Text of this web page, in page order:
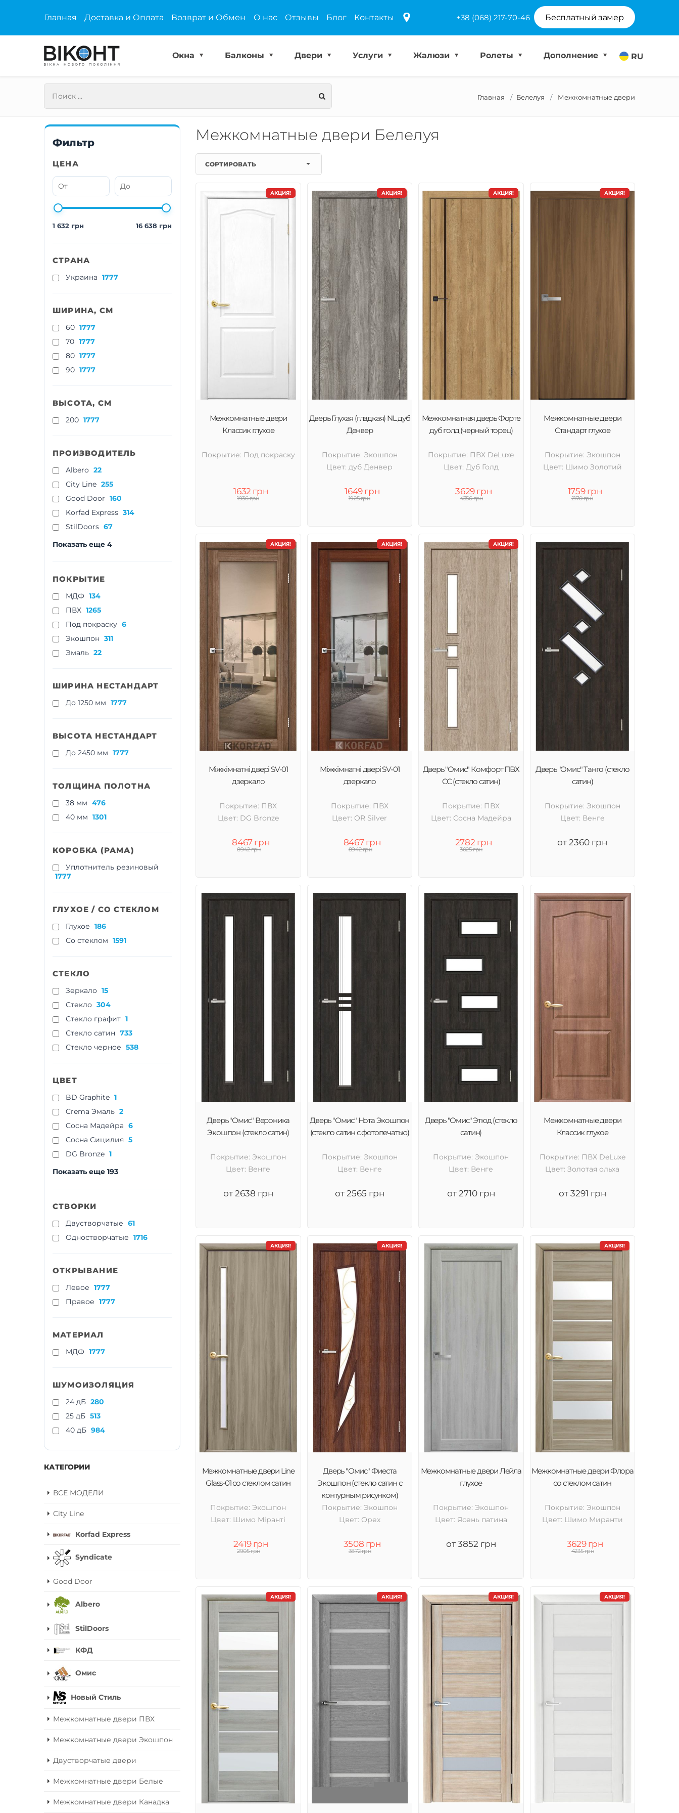
Главная Доставка и Оплата Возврат и Обмен О нас Отзывы Блог Контакты +38 (068) 217-70-46 Бесплатный замер
RU
Окна Балконы Двери Услуги Жалюзи Ролеты Дополнение
Главная Белелуя Межкомнатные двери
Фильтр
ЦЕНА
1 632 грн 16 638 грн
СТРАНА
Украина 1777
ШИРИНА, СМ
60 1777
70 1777
80 1777
90 1777
ВЫСОТА, СМ
200 1777
ПРОИЗВОДИТЕЛЬ
Albero 22
City Line 255
Good Door 160
Korfad Express 314
StilDoors 67
Показать еще 4
ПОКРЫТИЕ
МДФ 134
ПВХ 1265
Под покраску 6
Экошпон 311
Эмаль 22
ШИРИНА НЕСТАНДАРТ
До 1250 мм 1777
ВЫСОТА НЕСТАНДАРТ
До 2450 мм 1777
ТОЛЩИНА ПОЛОТНА
38 мм 476
40 мм 1301
КОРОБКА (РАМА)
Уплотнитель резиновый
1777
ГЛУХОЕ / СО СТЕКЛОМ
Глухое 186
Со стеклом 1591
СТЕКЛО
Зеркало 15
Стекло 304
Стекло графит 1
Стекло сатин 733
Стекло черное 538
ЦВЕТ
BD Graphite 1
Crema Эмаль 2
Cосна Мадейра 6
Cосна Сицилия 5
DG Bronze 1
Показать еще 193
СТВОРКИ
Двустворчатые 61
Одностворчатые 1716
ОТКРЫВАНИЕ
Левое 1777
Правое 1777
МАТЕРИАЛ
МДФ 1777
ШУМОИЗОЛЯЦИЯ
24 дБ 280
25 дБ 513
40 дБ 984
КАТЕГОРИИ
ВСЕ МОДЕЛИ
City Line
Korfad Express
Syndicate
Good Door
Albero
StilDoors
КФД
Омис
Новый Стиль
Межкомнатные двери ПВХ
Межкомнатные двери Экошпон
Двустворчатые двери
Межкомнатные двери Белые
Межкомнатные двери Канадка
Межкомнатные двери Белелуя
СОРТИРОВАТЬ
АКЦИЯ!
Межкомнатные двери
Классик глухое
Покрытие: Под покраску
1632 грн
1936 грн
АКЦИЯ!
Дверь Глухая (гладкая) NL дуб
Денвер
Покрытие: Экошпон
Цвет: дуб Денвер
1649 грн
1925 грн
АКЦИЯ!
Межкомнатная дверь Форте
дуб голд (черный торец)
Покрытие: ПВХ DeLuxe
Цвет: Дуб Голд
3629 грн
4356 грн
АКЦИЯ!
Межкомнатные двери
Стандарт глухое
Покрытие: Экошпон
Цвет: Шимо Золотий
1759 грн
2170 грн
АКЦИЯ!
Міжкімнатні двері SV-01
дзеркало
Покрытие: ПВХ
Цвет: DG Bronze
8467 грн
8942 грн
АКЦИЯ!
Міжкімнатні двері SV-01
дзеркало
Покрытие: ПВХ
Цвет: OR Silver
8467 грн
8942 грн
АКЦИЯ!
Дверь "Омис" Комфорт ПВХ
СС (стекло сатин)
Покрытие: ПВХ
Цвет: Cосна Мадейра
2782 грн
3025 грн
Дверь "Омис" Танго (стекло
сатин)
Покрытие: Экошпон
Цвет: Венге
от 2360 грн
Дверь "Омис" Вероника
Экошпон (стекло сатин)
Покрытие: Экошпон
Цвет: Венге
от 2638 грн
Дверь "Омис" Нота Экошпон
(стекло сатин с фотопечатью)
Покрытие: Экошпон
Цвет: Венге
от 2565 грн
Дверь "Омис" Этюд (стекло
сатин)
Покрытие: Экошпон
Цвет: Венге
от 2710 грн
Межкомнатные двери
Классик глухое
Покрытие: ПВХ DeLuxe
Цвет: Золотая ольха
от 3291 грн
АКЦИЯ!
Межкомнатные двери Line
Glass-01 со стеклом сатин
Покрытие: Экошпон
Цвет: Шимо Міранті
2419 грн
2905 грн
АКЦИЯ!
Дверь "Омис" Фиеста
Экошпон (стекло сатин с
контурным рисунком)
Покрытие: Экошпон
Цвет: Орех
3508 грн
3872 грн
Межкомнатные двери Лейла
глухое
Покрытие: Экошпон
Цвет: Ясень патина
от 3852 грн
АКЦИЯ!
Межкомнатные двери Флора
со стеклом сатин
Покрытие: Экошпон
Цвет: Шимо Миранти
3629 грн
4235 грн
АКЦИЯ! АКЦИЯ! АКЦИЯ! АКЦИЯ!